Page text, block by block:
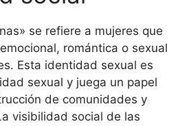
se refiere a mujeres que
romántica o sexual
Esta identidad sexual es
sexual y juega un papel
de comunidades y
visibilidad social de las